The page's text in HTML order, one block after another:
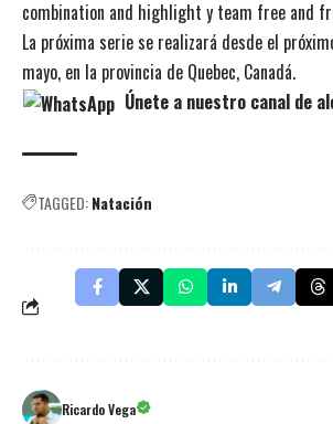
combination and highlight y team free and
La próxima serie se realizará desde el
mayo, en la provincia de Quebec, Canadá.
Únete a nuestro canal de
TAGGED:Natación
Ricardo Vega